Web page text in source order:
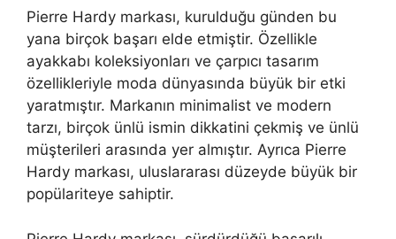
Pierre Hardy markası, kurulduğu günden bu
yana birçok başarı elde etmiştir. Özellikle
ayakkabı koleksiyonları ve çarpıcı tasarım
özellikleriyle moda dünyasında büyük bir etki
yaratmıştır. Markanın minimalist ve modern
tarzı, birçok ünlü ismin dikkatini çekmiş ve ünlü
müşterileri arasında yer almıştır. Ayrıca Pierre
Hardy markası, uluslararası düzeyde büyük bir
popülariteye sahiptir.